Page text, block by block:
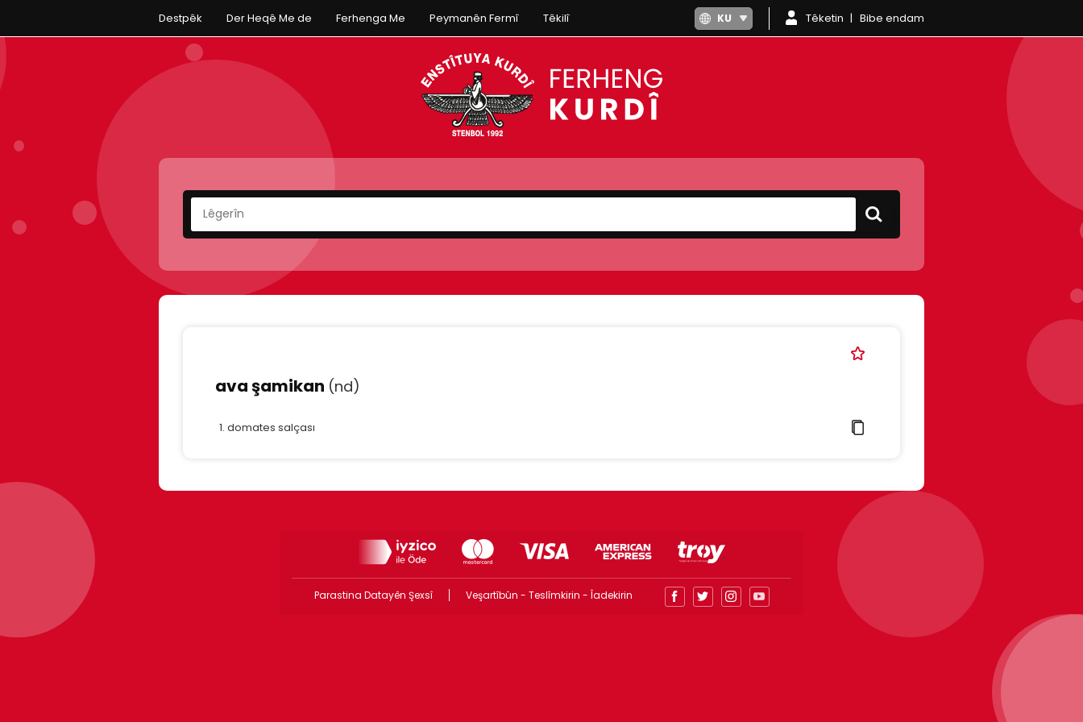
Destpêk Der Heqê Me de Ferhenga Me Peymanên Fermî Têkilî KU Têketin Bibe endam
ava şamikan (nd)
domates salçası
Parastina Datayên Şexsî Veşartîbûn - Teslîmkirin - Îadekirin